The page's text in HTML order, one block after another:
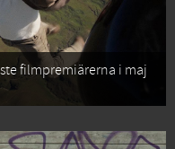
filmpremiärerna i maj